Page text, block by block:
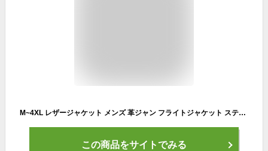
M~4XL レザージャケット メンズ 革ジャン フライトジャケット ステンカラージャケット 裏起毛 メンズファッション コート アウター ジャケット 無地 春 秋 春服 秋服 皮ジャン バイク 細身 スリム 防風 撥水 革 レザー 大きいサイズ TK-S
この商品をサイトでみる